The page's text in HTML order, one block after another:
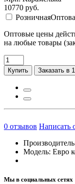
10770 руб.
Розничная
Оптовые цены
на любые товары
Купить Заказать в
0 отзывов Написать
Модель: Евро
Мы в социальных сетях